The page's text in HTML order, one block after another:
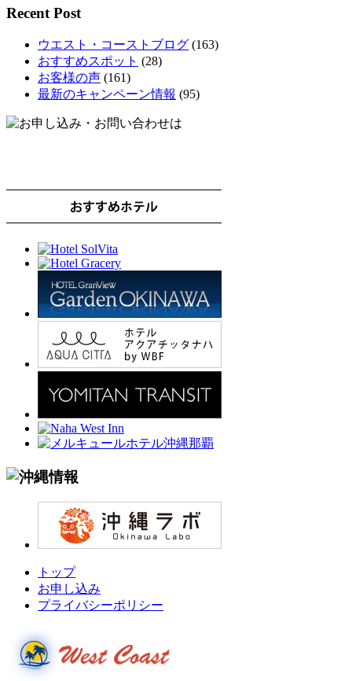
Recent Post
ウエスト・コーストブログ (163)
おすすめスポット (28)
お客様の声 (161)
最新のキャンペーン情報 (95)
トップ
お申し込み
プライバシーポリシー